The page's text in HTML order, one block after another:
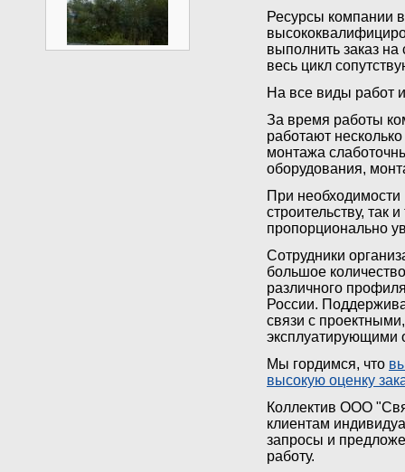
Ресурсы компании
выполнить заказ на
весь цикл
На все виды работ
За время работы
работают
монтажа
оборудования,
При
строительству, так
пропорционально
Сотрудники
большое
различного
России.
связи с
эксплуатирующими
Мы гордимся, что
высокую оценку
Коллектив ООО
клиентам
запросы и
работу.